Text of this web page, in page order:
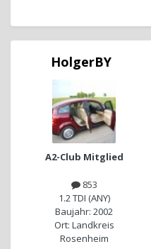
HolgerBY
A2-Club Mitglied
853
1.2 TDI (ANY)
Baujahr: 2002
Ort: Landkreis
Rosenheim